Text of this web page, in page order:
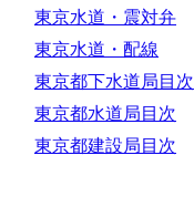
東京水道・震対弁
東京水道・配線
東京都下水道局目次
東京都水道局目次
東京都建設局目次